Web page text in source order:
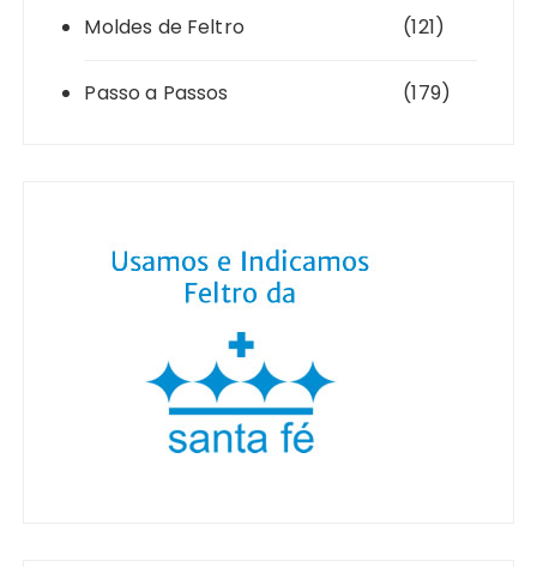
Moldes de Feltro (121)
Passo a Passos (179)